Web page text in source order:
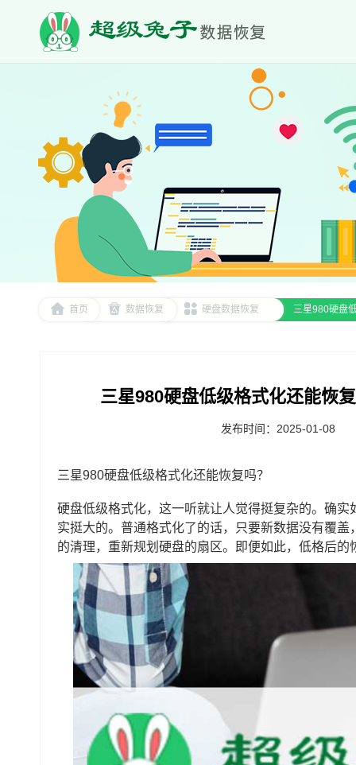
首页 数据恢复 硬盘数据恢复 三星980硬盘
三星980硬盘低级格式化还能恢
发布时间：2025-01-08
三星980硬盘低级格式化还能恢复吗？
硬盘低级格式化，这一听就让人觉得挺复杂的。确
实挺大的。普通格式化了的话，只要新数据没有覆
的清理，重新规划硬盘的扇区。即便如此，低格后的